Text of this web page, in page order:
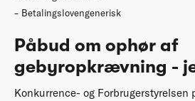
Betalingslovengenerisk
Påbud om ophør af
gebyropkrævning -
Konkurrence- og Forbrugerstyrelsen